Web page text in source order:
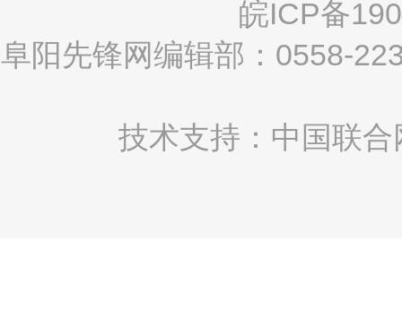
皖ICP备
阜阳先锋网编辑部：0558-
技术支持：中国联